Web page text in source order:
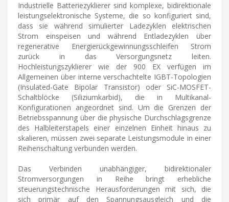
Industrielle Batteriezyklierer sind komplexe, bidirektionale
leistungselektronische Systeme, die so konfiguriert sind,
dass sie während simulierter Ladezyklen elektrischen
Strom einspeisen und während Entladezyklen über
regenerative Energierückgewinnungsschleifen Strom
zurück in das Versorgungsnetz leiten.
Hochleistungszyklierer wie der 900 EX verfügen im
Allgemeinen über interne verschachtelte IGBT-Topologien
(Insulated-Gate Bipolar Transistor) oder SiC-MOSFET-
Schaltblöcke (Siliziumkarbid), die in Multikanal-
Konfigurationen angeordnet sind. Um die Grenzen der
Betriebsspannung über die physische Durchschlagsgrenze
des Halbleiterstapels einer einzelnen Einheit hinaus zu
skalieren, müssen zwei separate Leistungsmodule in einer
Reihenschaltung verbunden werden.
Das Verbinden unabhängiger, bidirektionaler
Stromversorgungen in Reihe bringt erhebliche
steuerungstechnische Herausforderungen mit sich, die
sich primär auf den Spannungsausgleich und die